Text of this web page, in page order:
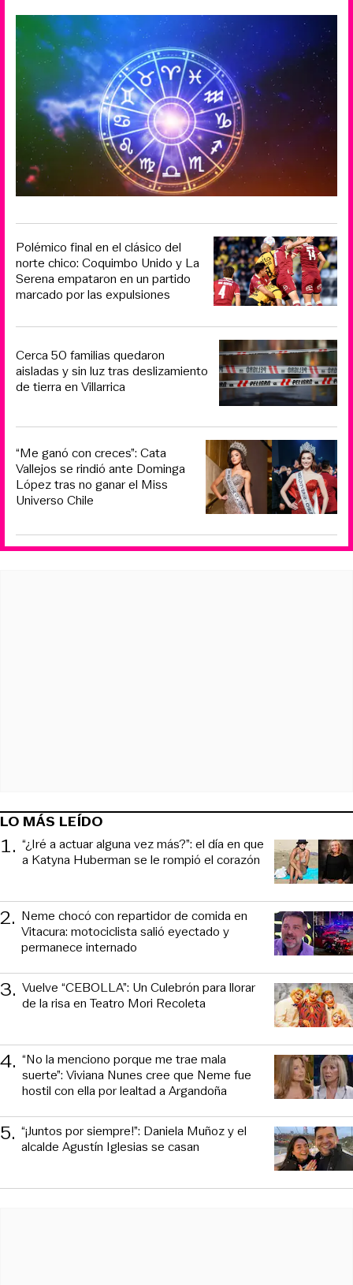
Polémico final en el clásico del
norte chico: Coquimbo Unido y La
Serena empataron en un partido
marcado por las expulsiones
Cerca 50 familias quedaron
aisladas y sin luz tras deslizamiento
de tierra en Villarrica
“Me ganó con creces”: Cata
Vallejos se rindió ante Dominga
López tras no ganar el Miss
Universo Chile
LO MÁS LEÍDO
1. “¿Iré a actuar alguna vez más?”: el día en que
a Katyna Huberman se le rompió el corazón
2. Neme chocó con repartidor de comida en
Vitacura: motociclista salió eyectado y
permanece internado
3. Vuelve “CEBOLLA”: Un Culebrón para llorar
de la risa en Teatro Mori Recoleta
4. “No la menciono porque me trae mala
suerte”: Viviana Nunes cree que Neme fue
hostil con ella por lealtad a Argandoña
5. “¡Juntos por siempre!”: Daniela Muñoz y el
alcalde Agustín Iglesias se casan